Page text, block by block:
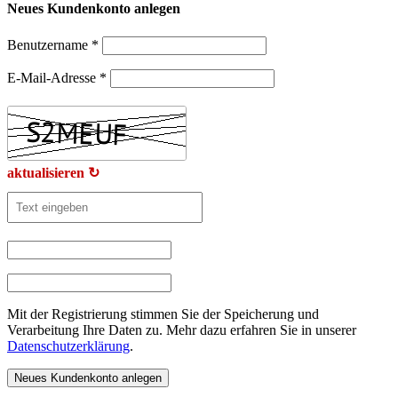
Neues Kundenkonto anlegen
Benutzername *
E-Mail-Adresse *
aktualisieren ↻
Mit der Registrierung stimmen Sie der Speicherung und
Verarbeitung Ihre Daten zu. Mehr dazu erfahren Sie in unserer
Datenschutzerklärung.